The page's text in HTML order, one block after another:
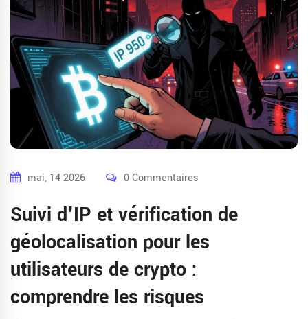
mai, 14 2026 0 Commentaires
Suivi d'IP et vérification de
géolocalisation pour les
utilisateurs de crypto :
comprendre les risques